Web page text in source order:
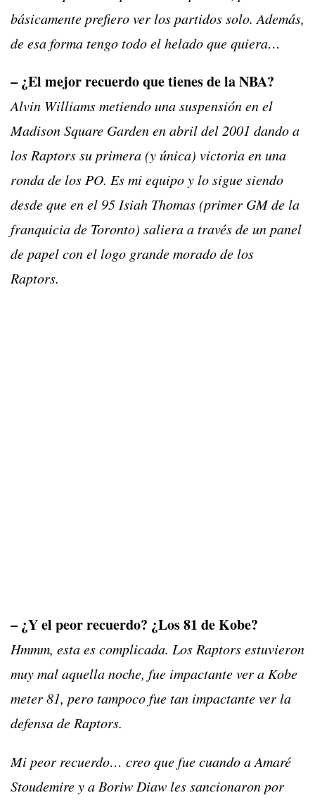
básicamente prefiero ver los partidos solo. Además,
de esa forma tengo todo el helado que quiera…
– ¿El mejor recuerdo que tienes de la NBA?
Alvin Williams metiendo una suspensión en el
Madison Square Garden en abril del 2001 dando a
los Raptors su primera (y única) victoria en una
ronda de los PO. Es mi equipo y lo sigue siendo
desde que en el 95 Isiah Thomas (primer GM de la
franquicia de Toronto) saliera a través de un panel
de papel con el logo grande morado de los
Raptors.
– ¿Y el peor recuerdo? ¿Los 81 de Kobe?
Hmmm, esta es complicada. Los Raptors estuvieron
muy mal aquella noche, fue impactante ver a Kobe
meter 81, pero tampoco fue tan impactante ver la
defensa de Raptors.
Mi peor recuerdo… creo que fue cuando a Amaré
Stoudemire y a Boriw Diaw les sancionaron por